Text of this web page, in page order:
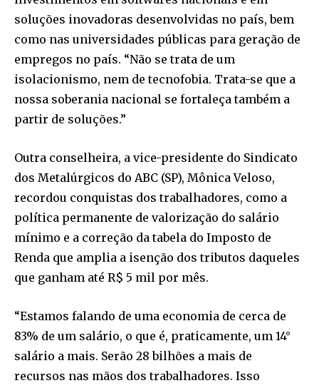
soluções inovadoras desenvolvidas no país, bem
como nas universidades públicas para geração de
empregos no país. “Não se trata de um
isolacionismo, nem de tecnofobia. Trata-se que a
nossa soberania nacional se fortaleça também a
partir de soluções.”
Outra conselheira, a vice-presidente do Sindicato
dos Metalúrgicos do ABC (SP), Mônica Veloso,
recordou conquistas dos trabalhadores, como a
política permanente de valorização do salário
mínimo e a correção da tabela do Imposto de
Renda que amplia a isenção dos tributos daqueles
que ganham até R$ 5 mil por mês.
“Estamos falando de uma economia de cerca de
83% de um salário, o que é, praticamente, um 14°
salário a mais. Serão 28 bilhões a mais de
recursos nas mãos dos trabalhadores. Isso